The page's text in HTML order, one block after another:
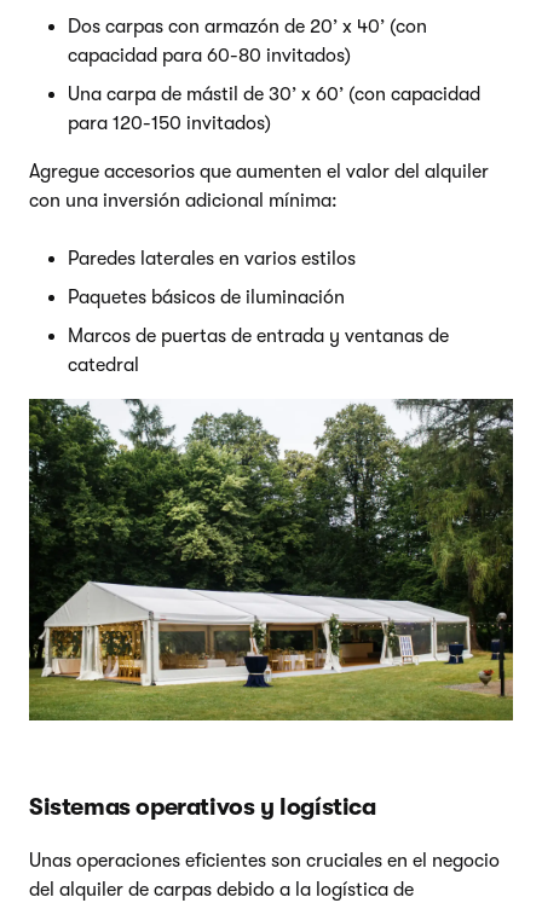
Dos carpas con armazón de 20’ x 40’ (con
capacidad para 60-80 invitados)
Una carpa de mástil de 30’ x 60’ (con capacidad
para 120-150 invitados)
Agregue accesorios que aumenten el valor del alquiler
con una inversión adicional mínima:
Paredes laterales en varios estilos
Paquetes básicos de iluminación
Marcos de puertas de entrada y ventanas de
catedral
Sistemas operativos y logística
Unas operaciones eficientes son cruciales en el negocio
del alquiler de carpas debido a la logística de